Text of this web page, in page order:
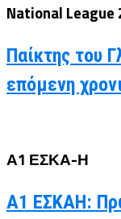
National League
Παίκτης του
επόμενη
Α1 ΕΣΚΑ-Η
Α1 ΕΣΚΑΗ: